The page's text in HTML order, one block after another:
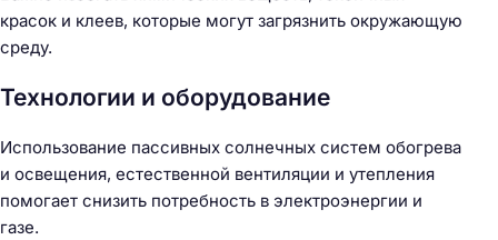
красок и клеев, которые могут загрязнить окружающую
среду.
Технологии и оборудование
Использование пассивных солнечных систем обогрева
и освещения, естественной вентиляции и утепления
помогает снизить потребность в электроэнергии и
газе.